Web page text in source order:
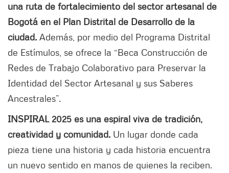
una ruta de fortalecimiento del sector artesanal de
Bogotá en el Plan Distrital de Desarrollo de la
ciudad. Además, por medio del Programa Distrital
de Estímulos, se ofrece la “Beca Construcción de
Redes de Trabajo Colaborativo para Preservar la
Identidad del Sector Artesanal y sus Saberes
Ancestrales”.
INSPIRAL 2025 es una espiral viva de tradición,
creatividad y comunidad. Un lugar donde cada
pieza tiene una historia y cada historia encuentra
un nuevo sentido en manos de quienes la reciben.